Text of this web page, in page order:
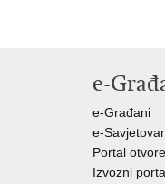
e-
e-Građani
e-
Portal
Izvozni